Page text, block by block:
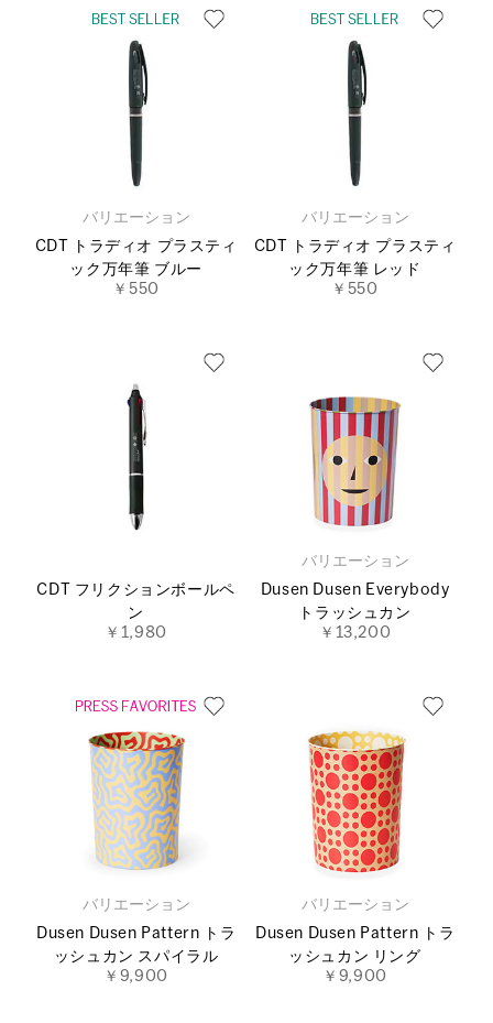
バリエーション
CDT トラディオ プラスティ
ック万年筆 ブルー
￥550
バリエーション
CDT トラディオ プラスティ
ック万年筆 レッド
￥550
CDT フリクションボールペ
ン
￥1,980
バリエーション
Dusen Dusen Everybody
トラッシュカン
￥13,200
バリエーション
Dusen Dusen Pattern トラ
ッシュカン スパイラル
￥9,900
バリエーション
Dusen Dusen Pattern トラ
ッシュカン リング
￥9,900